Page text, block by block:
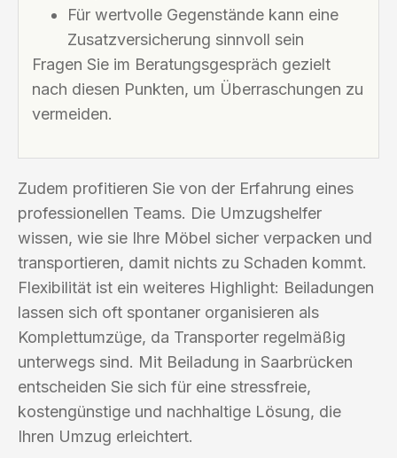
Für wertvolle Gegenstände kann eine
Zusatzversicherung sinnvoll sein
Fragen Sie im Beratungsgespräch gezielt
nach diesen Punkten, um Überraschungen zu
vermeiden.
Zudem profitieren Sie von der Erfahrung eines
professionellen Teams. Die Umzugshelfer
wissen, wie sie Ihre Möbel sicher verpacken und
transportieren, damit nichts zu Schaden kommt.
Flexibilität ist ein weiteres Highlight: Beiladungen
lassen sich oft spontaner organisieren als
Komplettumzüge, da Transporter regelmäßig
unterwegs sind. Mit Beiladung in Saarbrücken
entscheiden Sie sich für eine stressfreie,
kostengünstige und nachhaltige Lösung, die
Ihren Umzug erleichtert.